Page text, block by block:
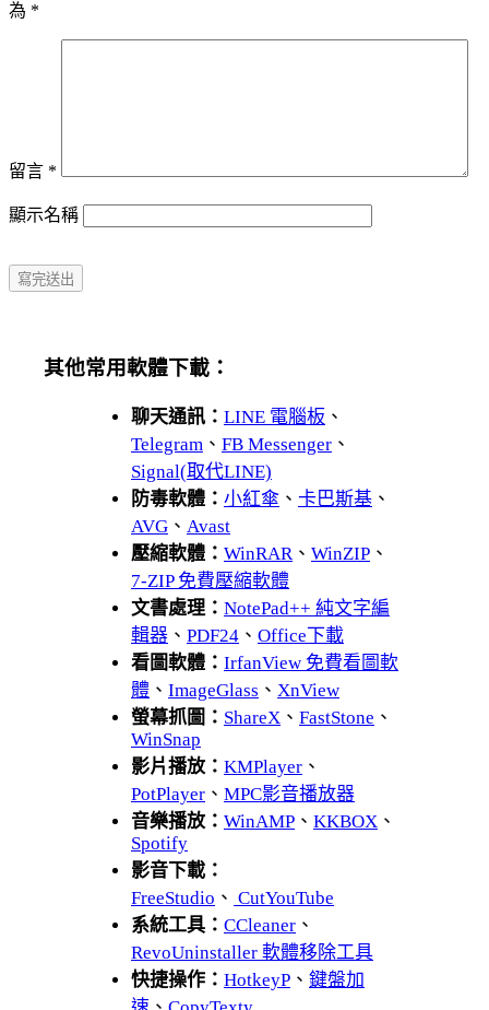
為 *
留言 *
顯示名稱
其他常用軟體下載：
聊天通訊： LINE 電腦板 、
Telegram 、 FB Messenger 、
Signal(取代LINE)
防毒軟體： 小紅傘 、 卡巴斯基 、
AVG 、 Avast
壓縮軟體： WinRAR、 WinZIP 、
7-ZIP 免費壓縮軟體
文書處理： NotePad++ 純文字編
輯器 、 PDF24 、 Office下載
看圖軟體： IrfanView 免費看圖軟
體 、 ImageGlass 、 XnView
螢幕抓圖： ShareX 、 FastStone 、
WinSnap
影片播放： KMPlayer 、
PotPlayer 、 MPC影音播放器
音樂播放： WinAMP 、 KKBOX 、
Spotify
影音下載：
FreeStudio 、 CutYouTube
系統工具： CCleaner 、
RevoUninstaller 軟體移除工具
快捷操作： HotkeyP 、 鍵盤加